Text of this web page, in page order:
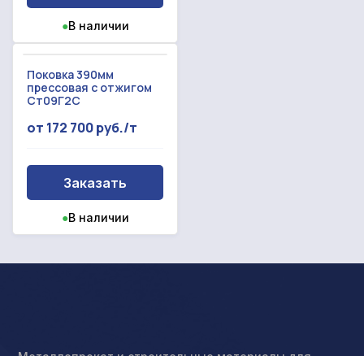
●В наличии
Поковка 390мм
прессовая с отжигом
Ст09Г2С
от 172 700 руб./т
Заказать
●В наличии